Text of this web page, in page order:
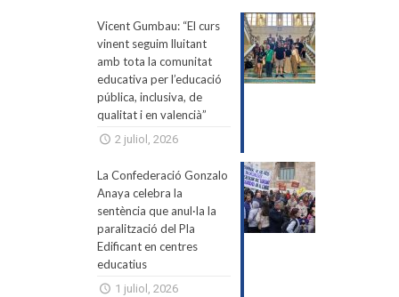
Vicent Gumbau: “El curs
vinent seguim lluitant
amb tota la comunitat
educativa per l’educació
pública, inclusiva, de
qualitat i en valencià”
2 juliol, 2026
La Confederació Gonzalo
Anaya celebra la
sentència que anul·la la
paralització del Pla
Edificant en centres
educatius
1 juliol, 2026